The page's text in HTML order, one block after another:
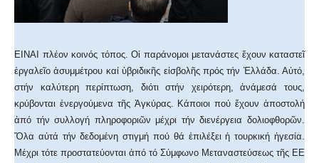
ΕΙΝΑΙ πλέον κοινός τόπος. Οἱ παράνομοι μετανάστες ἔχουν καταστεῖ
ἐργαλεῖο ἀσυμμέτρου καί ὑβριδικῆς εἰσβολῆς πρός τήν Ἑλλάδα. Αὐτό,
στήν καλύτερη περίπτωση, διότι στήν χειρότερη, ἀνάμεσά τους,
κρύβονται ἐνεργούμενα τῆς Ἀγκύρας. Κάποιοι πού ἔχουν ἀποστολή
ἀπό τήν συλλογή πληροφοριῶν μέχρι τήν διενέργεια δολιοφθορῶν.
Ὅλα αὐτά τήν δεδομένη στιγμή πού θά ἐπιλέξει ἡ τουρκική ἡγεσία.
Μέχρι τότε προστατεύονται ἀπό τό Σύμφωνο Μεταναστεύσεως τῆς ΕΕ